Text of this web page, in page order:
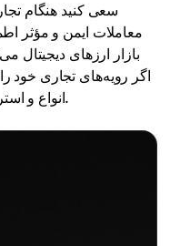
سعی کنید هنگام
معاملات ایمن و مؤثر
بازار ارزهای دیجیتال
اگر رویه‌های تجاری خود
انواع و استراتژی‌های تجارت مونرو سود خواهید برد.